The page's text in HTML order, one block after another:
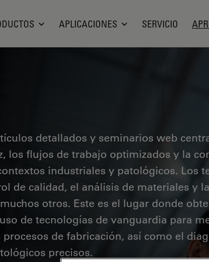
Logo
APLICACIONES SERVICIO
detallados y seminarios web
los flujos de trabajo optimizados y la
industriales y patológicos. Los
de calidad, el análisis de materiales y
otros. Este es el lugar donde
de tecnologías de vanguardia para
procesos de fabricación, así como el
precisos.